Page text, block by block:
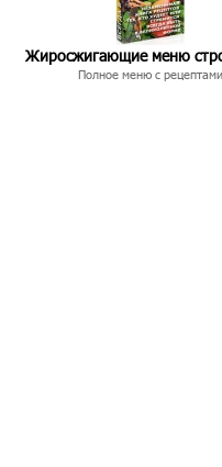
Жиросжигающие меню
Полное меню с рецептами